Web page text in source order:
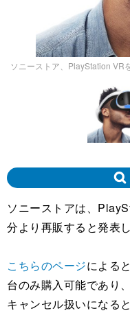
ソニーストア、PlayStation VR
ソニーストアは、
分より再販すると発表し
こちらのページによる
台のみ購入可能であり
キャンセル扱いになる